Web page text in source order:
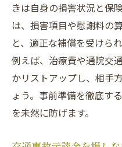
きは自身の損害状況と保
は、損害項目や慰謝料の
と、適正な補償を受けら
例えば、治療費や通院交
かリストアップし、相手
ょう。事前準備を徹底す
を未然に防げます。